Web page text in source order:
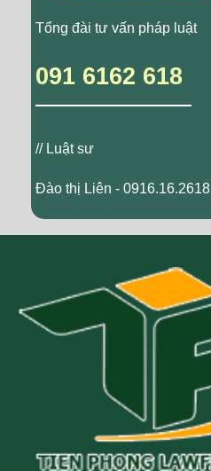
Tổng đài tư vấn pháp luật
091 6162 618
// Luật sư
Đào thị Liên - 0916.16.2618